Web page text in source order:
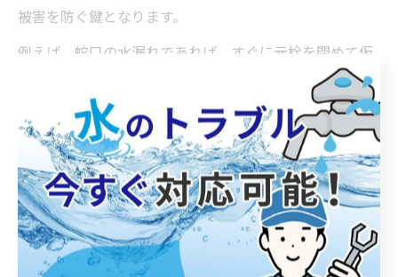
被害を防ぐ鍵となります。
例えば、蛇口の水漏れであれば、すぐに元栓を閉めて仮
止めをし、必要に応じてパッキン交換や補修テープで応
急対応を行うことで、被害の拡大を防げます。また、配
管の破損が疑われる場合には、速やかに専門業者へ相談
し、早期修理を依頼することが重要です。
適切な対応を行うことで、水回りのトラブルによる生活
への影響を最小限に抑えられます。日頃から水道修理の
基本的な知識や手順を身につけておくことで、いざとい